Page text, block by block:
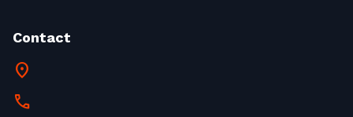
Contact
location_on
call